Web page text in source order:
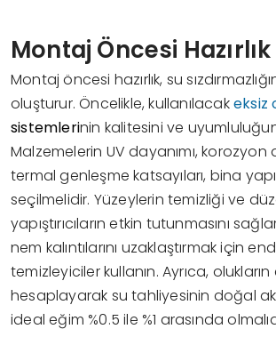
Montaj Öncesi
Montaj öncesi hazırlık, su
oluşturur. Öncelikle, kullanılacakeksiz
sistemlerinin kalitesini ve
Malzemelerin UV dayanımı, korozyon
termal genleşme katsayıları, bina
seçilmelidir. Yüzeylerin temizliği ve
yapıştırıcıların etkin tutunmasını
nem kalıntılarını uzaklaştırmak için
temizleyiciler kullanın. Ayrıca, olukların
hesaplayarak su tahliyesinin doğal
ideal eğim %0.5 ile %1 arasında